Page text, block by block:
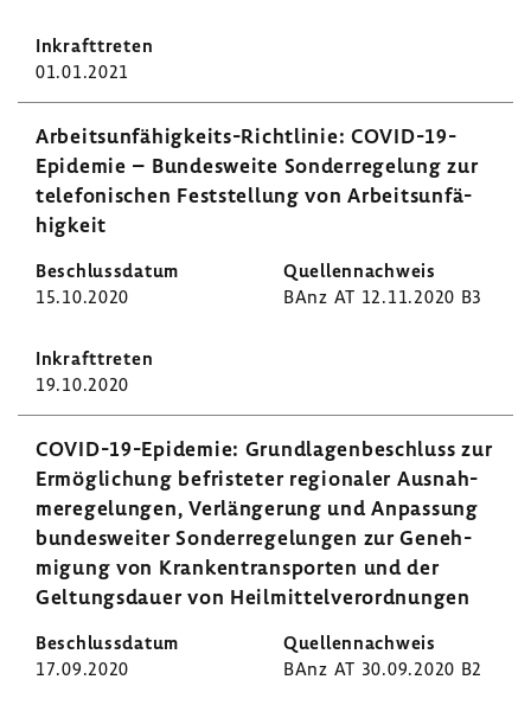
01.01.2021
Arbeitsunfähigkeits-​Richtlinie: COVID-​19-
Epidemie – Bundes­weite Sonder­re­ge­lung zur
tele­fo­ni­schen Fest­stel­lung von Arbeits­un­fä­
hig­keit
15.10.2020 BAnz AT 12.11.2020 B3
19.10.2020
COVID-​19-Epidemie: Grund­la­gen­be­schluss zur
Ermög­li­chung befris­teter regio­naler Ausnah­
me­re­ge­lungen, Verlän­ge­rung und Anpas­sung
bundes­weiter Sonder­re­ge­lungen zur Geneh­
mi­gung von Kran­ken­trans­porten und der
Geltungs­dauer von Heil­mit­tel­ver­ord­nungen
17.09.2020 BAnz AT 30.09.2020 B2